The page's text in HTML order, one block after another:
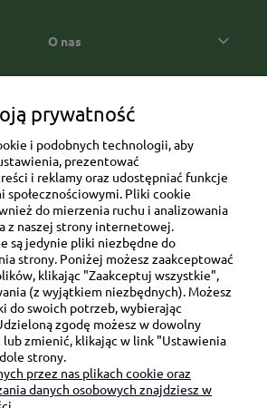
O nas
6/8 lok. 57/58
91-341 Łódź
NIP: 6751510615
SIĘ Z NAMI:
happygifts.com
+48 690 172 872
prywatność
i podobnych technologii, aby
prezentować
i reklamy oraz udostępniać funkcje
społecznościowymi. Pliki cookie
do mierzenia ruchu i analizowania
z naszej strony internetowej.
są jedynie pliki niezbędne do
strony. Poniżej możesz zaakceptować
klikając "Zaakceptuj wszystkie",
(z wyjątkiem niezbędnych). Możesz
do swoich potrzeb, wybierając
zgodę możesz w dowolny
zmienić, klikając w link "Ustawienia
strony.
przez nas plikach cookie oraz
danych osobowych znajdziesz w